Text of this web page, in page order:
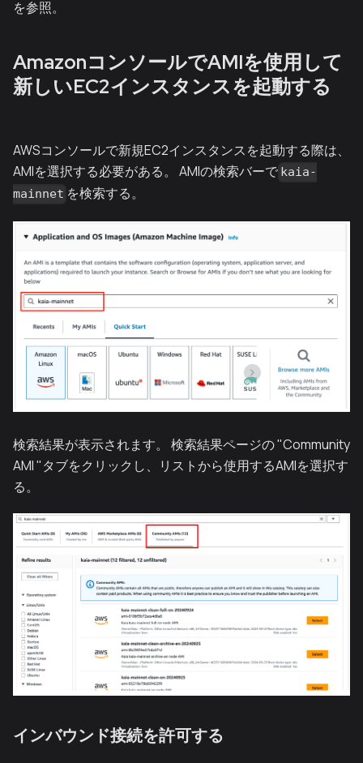
を参照。
AmazonコンソールでAMIを使用して
新しいEC2インスタンスを起動する
AWSコンソールで新規EC2インスタンスを起動する際は、
AMIを選択する必要がある。 AMIの検索バーで kaia-
mainnet を検索する。
検索結果が表示されます。 検索結果ページの "Community
AMI "タブをクリックし、リストから使用するAMIを選択す
る。
インバウンド接続を許可する